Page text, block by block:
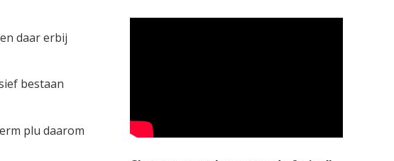
daar erbij
bestaan
plu daarom